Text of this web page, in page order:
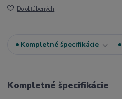
Do obľúbených
Kompletné špecifikácie
Kompletné špecifikácie